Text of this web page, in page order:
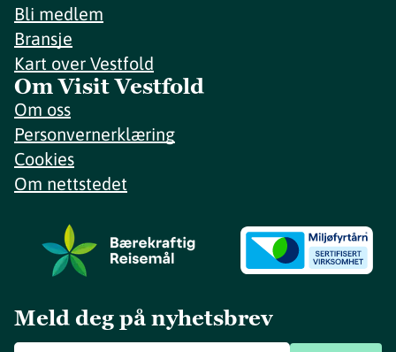
Bli medlem
Bransje
Kart over Vestfold
Om Visit Vestfold
Om oss
Personvernerklæring
Cookies
Om nettstedet
Meld deg på nyhetsbrev